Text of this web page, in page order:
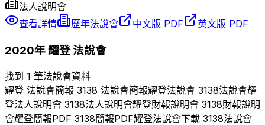
法人說明會
查看詳情
歷年法說會 中文版 PDF 英文版 PDF
2020年耀登法說會
找到 1 筆法說會資料
耀登 法說會簡報 3138 法說會簡報耀登法說會 3138法說會耀
登法人說明會 3138法人說明會耀登財報說明會 3138財報說明
會耀登簡報PDF 3138簡報PDF耀登法說會下載 3138法說會